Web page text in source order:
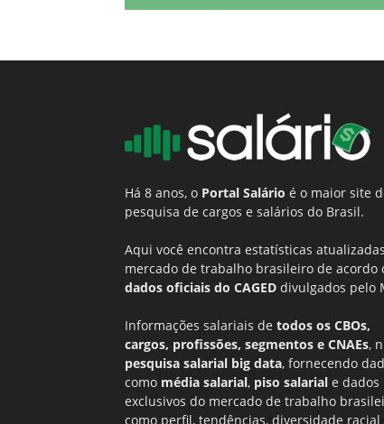
Há 8 anos, o Portal Salário é o maior site
pesquisa de cargos e salários do Brasil.
Aqui você encontra estatísticas
mercado de trabalho brasileiro de acordo
dados oficiais do CAGED divulgados pelo
Informações salariais de todos os CBOs,
cargos, profissões, segmentos e CNAEs,
pesquisa salarial big data, fornecendo
como média salarial, piso salarial e dados
exclusivos do mercado de trabalho
como perfil, tendências, diversidade racial